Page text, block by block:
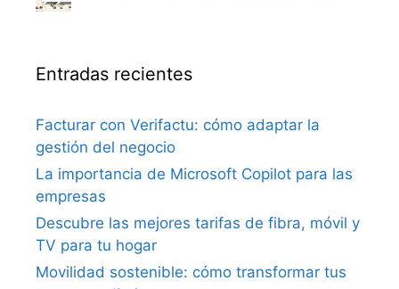
Entradas recientes
Facturar con Verifactu: cómo adaptar la
gestión del negocio
La importancia de Microsoft Copilot para las
empresas
Descubre las mejores tarifas de fibra, móvil y
TV para tu hogar
Movilidad sostenible: cómo transformar tus